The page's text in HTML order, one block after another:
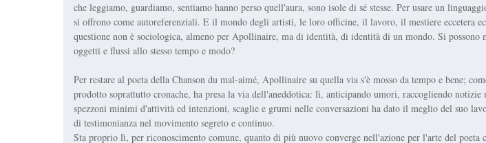
che leggiamo, guardiamo, sentiamo hanno perso quell'aura, sono isole di sé stesse. Per usare un
si offrono come autoreferenziali. E il mondo degli artisti, le loro officine, il lavoro, il mestiere eccetera
questione non è sociologica, almeno per Apollinaire, ma di identità, di identità di un mondo. Si possono
oggetti e flussi allo stesso tempo e modo?
Per restare al poeta della Chanson du mal-aimé, Apollinaire su quella via s'è mosso da tempo e bene;
prodotto soprattutto cronache, ha presa la via dell'aneddotica: lì, anticipando umori, raccogliendo notizie
spezzoni minimi d'attività ed intenzioni, scaglie e grumi nelle conversazioni ha dato il meglio del suo
di testimonianza nel movimento segreto e continuo.
Sta proprio lì, per riconoscimento comune, quanto di più nuovo converge nell'azione per l'arte del poeta